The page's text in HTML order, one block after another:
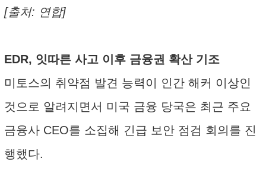
[출처: 연합]
EDR, 잇따른 사고 이후 금융권 확산 기조
미토스의 취약점 발견 능력이 인간 해커 이상인
것으로 알려지면서 미국 금융 당국은 최근 주요
금융사 CEO를 소집해 긴급 보안 점검 회의를 진
행했다.